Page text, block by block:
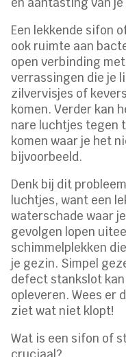
Een lekkende sifon
ook ruimte aan
open verbinding
verrassingen die je
zilvervisjes of
komen. Verder kan
nare luchtjes tegen
komen waar je het
bijvoorbeeld.
Denk bij dit
luchtjes, want een
waterschade waar
gevolgen lopen
schimmelplekken
je gezin. Simpel
defect stankslot
opleveren. Wees er
ziet wat niet klopt!
Wat is een sifon of